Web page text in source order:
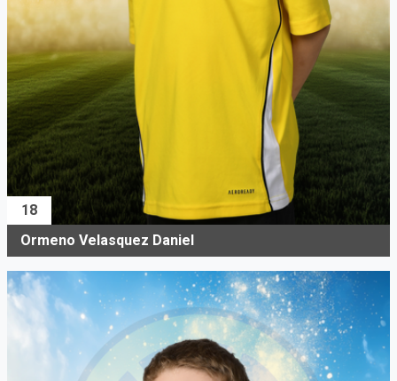
18
Ormeno Velasquez Daniel